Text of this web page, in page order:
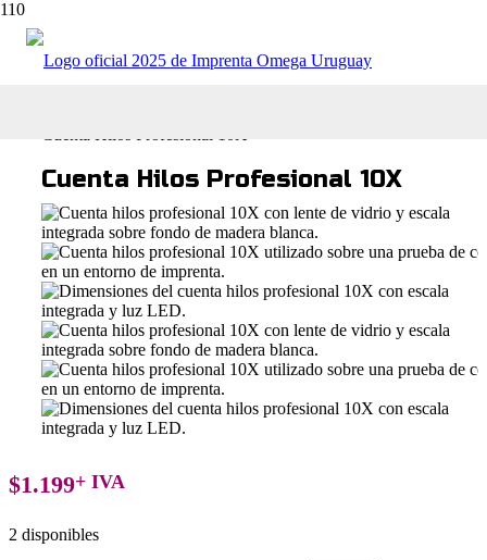
Tienda online
Cuenta Hilos Profesional 10X
$1.199+ IVA
2 disponibles